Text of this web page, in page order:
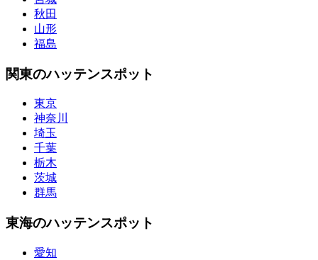
秋田
山形
福島
関東のハッテンスポット
東京
神奈川
埼玉
千葉
栃木
茨城
群馬
東海のハッテンスポット
愛知